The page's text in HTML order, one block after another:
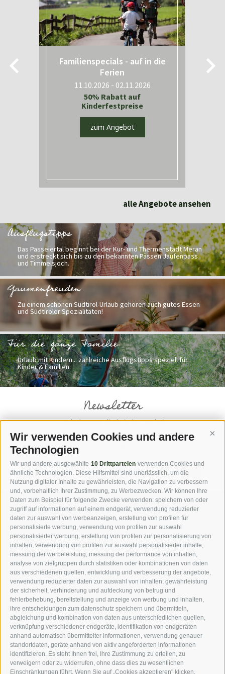
Wir verwenden Cookies und andere
Technologien
Wir und andere ausgewählte 10 Drittparteien verwenden Cookies und
ähnliche Technologien. Diese Hilfsmittel sind unerlässlich, um die
Nutzung digitaler Inhalte zu gewährleisten, die Navigation zu verbessern
und, vorbehaltlich Ihrer Zustimmung, zu Werbezwecken. Wir können Ihre
Daten zum Beispiel für folgende Zwecke verwenden: speichern von oder
zugriff auf informationen auf einem endgerät, verwendung reduzierter
daten zur auswahl von werbeanzeigen, erstellung von profilen für
personalisierte werbung, verwendung von profilen zur auswahl
personalisierter werbung, erstellung von profilen zur personalisierung von
inhalten, verwendung von profilen zur auswahl personalisierter inhalte,
messung der werbeleistung, messung der performance von inhalten,
analyse von zielgruppen durch statistiken oder kombinationen von daten
aus verschiedenen quellen, entwicklung und verbesserung der angebote,
verwendung reduzierter daten zur auswahl von inhalten, gewährleistung
der sicherheit, verhinderung und aufdeckung von betrug und
fehlerbehebung, bereitstellung und anzeige von werbung und inhalten,
ihre entscheidungen zum datenschutz speichern und übermitteln,
abgleichung und kombination von daten aus unterschiedlichen quellen,
verknüpfung verschiedener endgeräte, identifikation von endgeräten
anhand automatisch übermittelter informationen, verwendung genauer
standortdaten, geräte anhand von aktiv angeforderten informationen
identifizieren. Es steht Ihnen frei, Ihre Zustimmung zu erteilen, zu
verweigern oder zu widerrufen, ohne dass dies zu wesentlichen
Einschränkungen führt. Wenn Sie auf „Cookies akzeptieren" klicken,
Familienspecials - auf in die
Ferien
11.10.2026 - 02.11.2026
50% Rabatt auf
Kinderfestpreise
zum Angebot
alle Angebote ansehen
Ausflugstipps
Das Passeiertal beginnt bei der Kur- und Thermenstadt Meran
und erstreckt sich bis zu den bekannten Pässen Jaufenpass
und Timmelsjoch.
Gaumenfreuden
Zu einem schönen Südtirol-Urlaub gehören auch gutes Essen
und Südtiroler Spezialitäten!
Für die ganze Familie
Urlaub mit Kindern... zahlreiche Ausflugstipps speziell für
Kinder & Familien.
Newsletter
... Urlaubsnews direkt in Ihr Postfach
jetzt anmelden
DOWNLOADS FOTOGALERIE
VIDEOBLOG ROUTENPLANER
WEBCAMS WETTER
***s Hotel Jager Hans · Familie Ennemoser · Dorfstrasse 3 ·
39010 St. Martin in Passeier
Tel: +39 0473 641253 · Fax: +39 0473 641078 ·
info@jagerhans.com